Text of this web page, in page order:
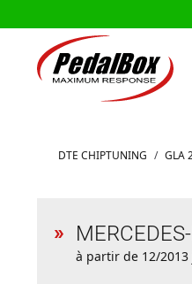
DTE CHIPTUNING / GLA
à partir de 12/